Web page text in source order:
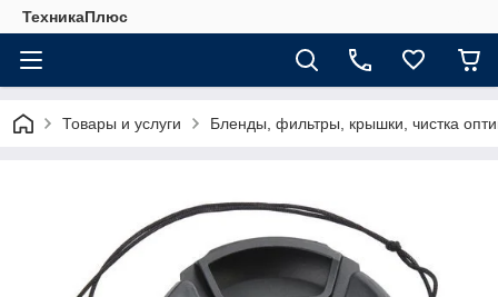
ТехникаПлюс
Товары и услуги Бленды, фильтры, крышки, чистка